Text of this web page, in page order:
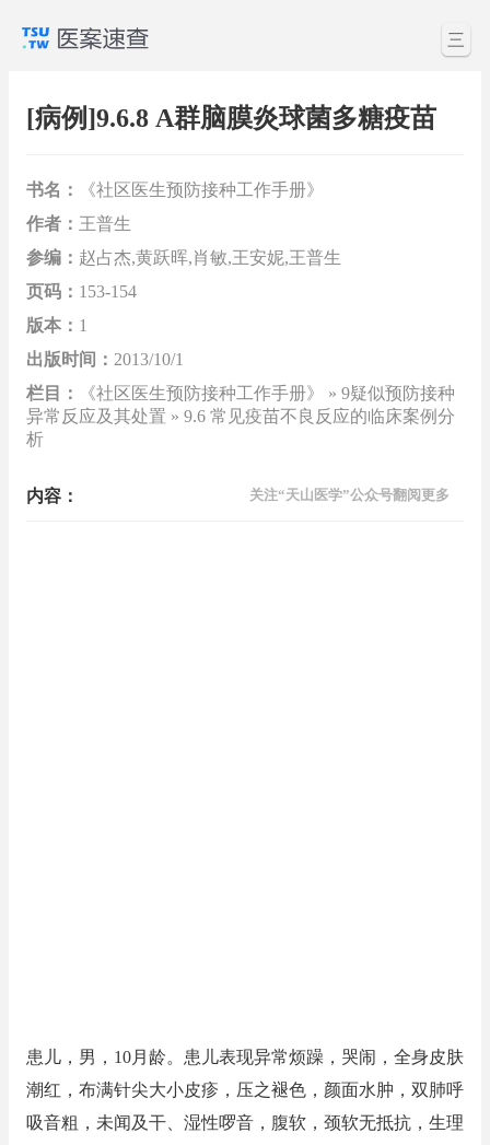
三
[病例]9.6.8 A群脑膜炎球菌多糖疫苗
书名：
《社区医生预防接种工作手册》
作者： 王普生
参编： 赵占杰,黄跃晖,肖敏,王安妮,王普生
页码： 153-154
版本： 1
出版时间： 2013/10/1
栏目：
《社区医生预防接种工作手册》 » 9疑似预防接种
异常反应及其处置 » 9.6 常见疫苗不良反应的临床案例分
析
内容： 关注“天山医学”公众号翻阅更多
患儿，男，10月龄。患儿表现异常烦躁，哭闹，全身皮肤
潮红，布满针尖大小皮疹，压之褪色，颜面水肿，双肺呼
吸音粗，未闻及干、湿性啰音，腹软，颈软无抵抗，生理